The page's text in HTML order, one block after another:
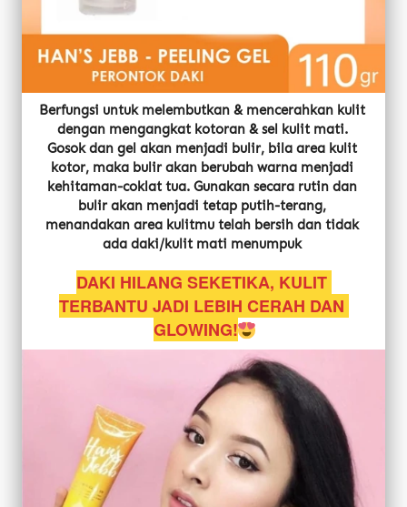
Berfungsi untuk melembutkan & mencerahkan kulit
dengan mengangkat kotoran & sel kulit mati.
Gosok dan gel akan menjadi bulir, bila area kulit
kotor, maka bulir akan berubah warna menjadi
kehitaman-coklat tua. Gunakan secara rutin dan
bulir akan menjadi tetap putih-terang,
menandakan area kulitmu telah bersih dan tidak
ada daki/kulit mati menumpuk
DAKI HILANG SEKETIKA, KULIT
TERBANTU JADI LEBIH CERAH DAN
GLOWING!